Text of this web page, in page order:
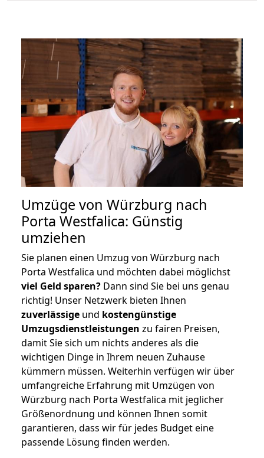
Umzüge von Würzburg nach
Porta Westfalica: Günstig
umziehen
Sie planen einen Umzug von Würzburg nach
Porta Westfalica und möchten dabei möglichst
viel Geld sparen? Dann sind Sie bei uns genau
richtig! Unser Netzwerk bieten Ihnen
zuverlässige und kostengünstige
Umzugsdienstleistungen zu fairen Preisen,
damit Sie sich um nichts anderes als die
wichtigen Dinge in Ihrem neuen Zuhause
kümmern müssen. Weiterhin verfügen wir über
umfangreiche Erfahrung mit Umzügen von
Würzburg nach Porta Westfalica mit jeglicher
Größenordnung und können Ihnen somit
garantieren, dass wir für jedes Budget eine
passende Lösung finden werden.